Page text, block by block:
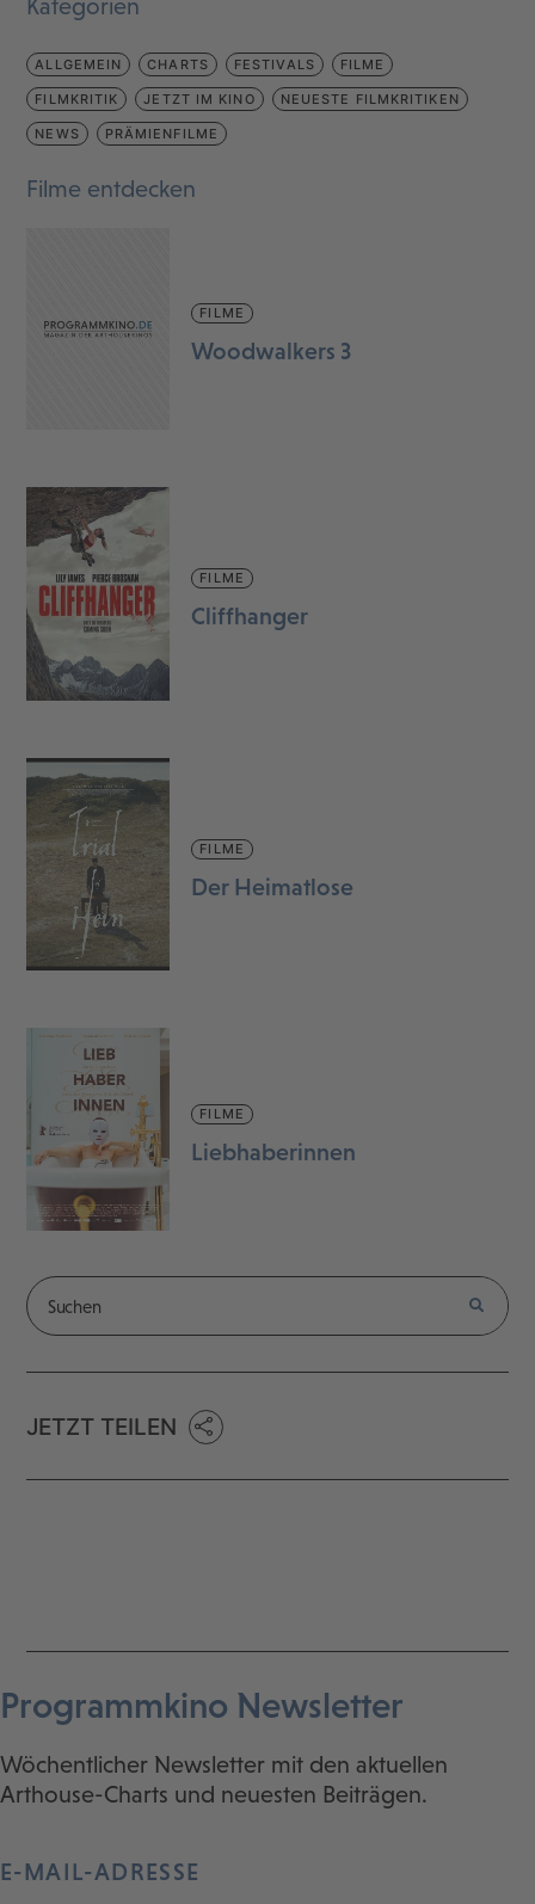
Kategorien
ALLGEMEIN CHARTS FESTIVALS FILME
FILMKRITIK JETZT IM KINO NEUESTE FILMKRITIKEN
NEWS PRÄMIENFILME
Filme entdecken
FILME
Woodwalkers 3
FILME
Cliffhanger
FILME
Der Heimatlose
FILME
Liebhaberinnen
JETZT TEILEN
Programmkino Newsletter
Wöchentlicher Newsletter mit den aktuellen
Arthouse-Charts und neuesten Beiträgen.
E-MAIL-ADRESSE